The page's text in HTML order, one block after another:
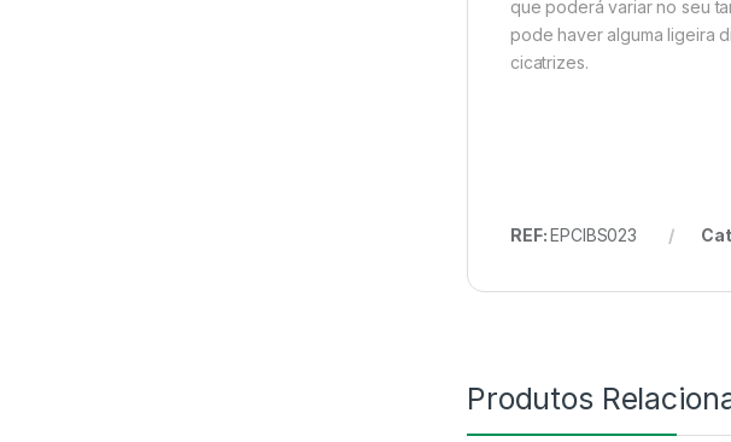
que poderá variar no seu
pode haver alguma ligeira
cicatrizes.
REF:EPCIBS023
Produtos